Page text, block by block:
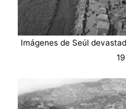
Imágenes de Seúl